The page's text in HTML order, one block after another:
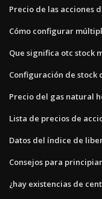
Precio de las acciones
Cómo configurar
Que significa otc stock
Configuración de stock
Precio del gas natural
Lista de precios de
Datos del índice de
Consejos para
¿hay existencias de